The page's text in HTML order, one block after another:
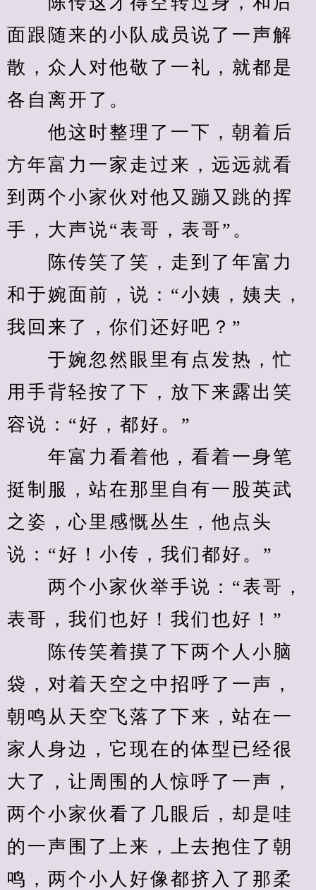
面跟随来的小队成员说了一声解
散，众人对他敬了一礼，就都是
各自离开了。
他这时整理了一下，朝着后
方年富力一家走过来，远远就看
到两个小家伙对他又蹦又跳的挥
手，大声说“表哥，表哥”。
陈传笑了笑，走到了年富力
和于婉面前，说：“小姨，姨夫，
我回来了，你们还好吧？”
于婉忽然眼里有点发热，忙
用手背轻按了下，放下来露出笑
容说：“好，都好。”
年富力看着他，看着一身笔
挺制服，站在那里自有一股英武
之姿，心里感慨丛生，他点头
说：“好！小传，我们都好。”
两个小家伙举手说：“表哥，
表哥，我们也好！我们也好！”
陈传笑着摸了下两个人小脑
袋，对着天空之中招呼了一声，
朝鸣从天空飞落了下来，站在一
家人身边，它现在的体型已经很
大了，让周围的人惊呼了一声，
两个小家伙看了几眼后，却是哇
的一声围了上来，上去抱住了朝
鸣，两个小人好像都挤入了那柔